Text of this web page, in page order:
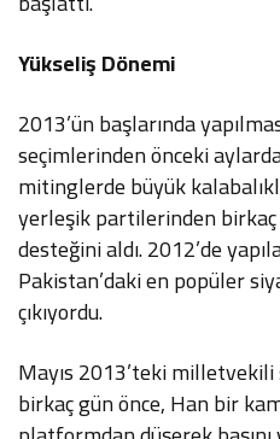
Yükseliş Dönemi
2013’ün başlarında
seçimlerinden önceki
mitinglerde büyük
yerleşik partilerinden birkaç
desteğini aldı. 2012’de
Pakistan’daki en popüler
çıkıyordu.
Mayıs 2013’teki
birkaç gün önce, Han bir